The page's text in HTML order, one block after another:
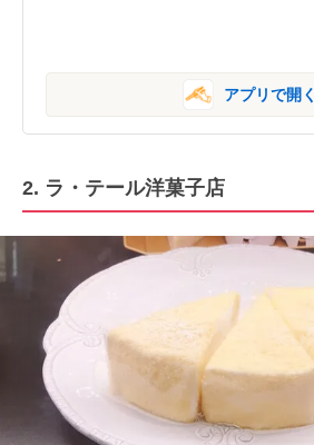
アプリで開く
2. ラ・テール洋菓子店